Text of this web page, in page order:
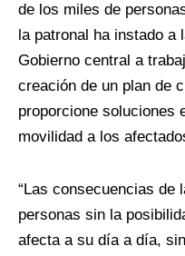
de los miles de
la patronal ha instado a
Gobierno central a
creación de un plan de
proporcione soluciones
movilidad a los
“Las consecuencias de
personas sin la
afecta a su día a día,